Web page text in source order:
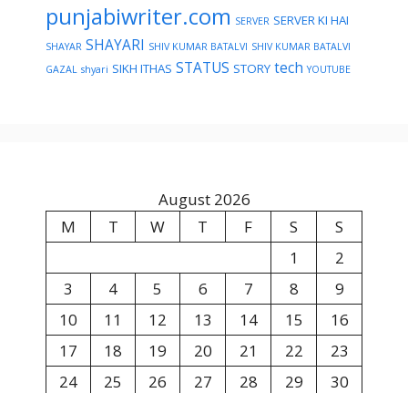
punjabiwriter.com SERVER SERVER KI HAI
SHAYAR SHAYARI SHIV KUMAR BATALVI SHIV KUMAR BATALVI
GAZAL shyari SIKH ITHAS STATUS STORY tech YOUTUBE
August 2026
M
T W T F S
S
1
2
3
4 5 6 7 8
9
10
11 12 13 14 15
16
17
18 19 20 21 22
23
24
25 26 27 28 29
30